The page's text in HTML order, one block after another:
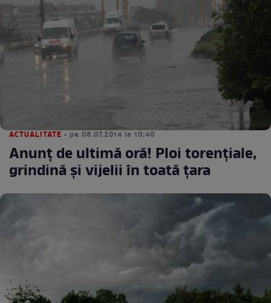
ACTUALITATE • pe 08.07.2014 la 10:40
Anunţ de ultimă oră! Ploi torenţiale,
grindină şi vijelii în toată ţara